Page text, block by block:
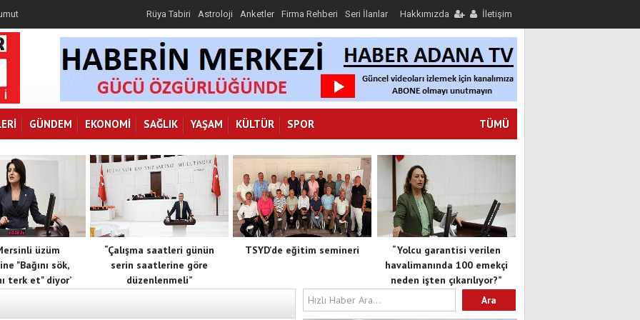
toprağını
Rüya Tabiri Astroloji Anketler Firma Rehberi Seri İlanlar Hakkımızda İletişim
GÜNDEM EKONOMI SAĞLIK YAŞAM KÜLTÜR SPOR TÜMÜ
Mersinli üzüm
"Bağını sök,
terk et" diyor’
“Çalışma saatleri günün
serin saatlerine göre
düzenlenmeli”
“Yolcu garantisi verilen
havalimanında 100 emekçi
neden işten çıkarılıyor?”
TSYD’de eğitim semineri